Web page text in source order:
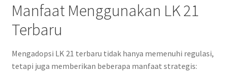
Manfaat Menggunakan LK 21
Terbaru
Mengadopsi LK 21 terbaru tidak hanya memenuhi regulasi,
tetapi juga memberikan beberapa manfaat strategis: